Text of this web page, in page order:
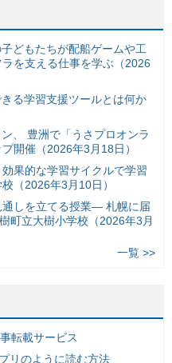
どもたちが配船ゲームや工
を支える仕事を学ぶ（2026
る学習支援ツールとは何か
、 豊洲で「うさプロオンラ
開催（2026年3月18日）
果的な学習サイクルで学習
（2026年3月10日）
通しを立てる授業— 札幌に届
町立大樹小学校（2026年3月
一覧 >>
転載サービス
リのように読む方法